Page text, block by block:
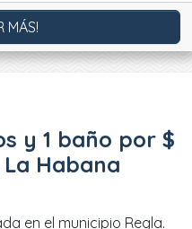
MÁS!
y 1 baño por $
La Habana
en el municipio Regla.